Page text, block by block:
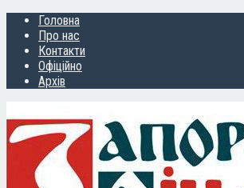
Головна
Про нас
Контакти
Офіційно
Архів